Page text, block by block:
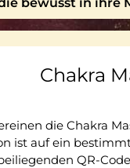
Chakra
die Chakra
ist auf ein
QR-